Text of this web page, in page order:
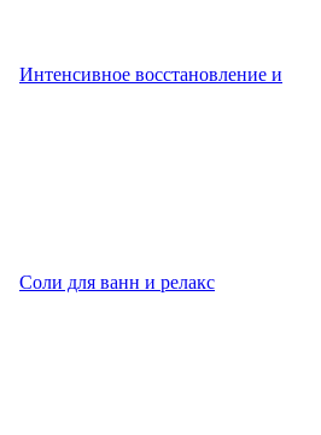
Интенсивное восстановление и
Соли для ванн и релакс